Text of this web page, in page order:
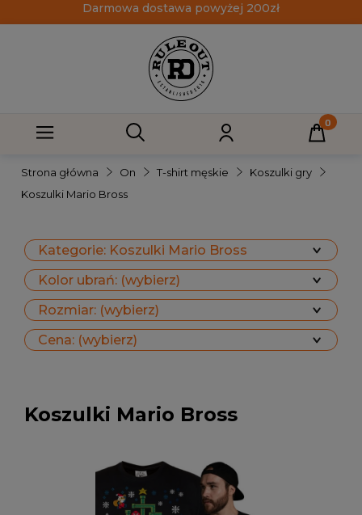
Darmowa dostawa powyżej 200zł
Strona główna On T-shirt męskie
Koszulki gry
Koszulki Mario Bross
Kategorie: Koszulki Mario Bross
Kolor ubrań: (wybierz)
Rozmiar: (wybierz)
Cena: (wybierz)
Koszulki Mario Bross